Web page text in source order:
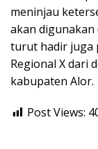
meninjau
akan digunakan
turut hadir juga
Regional X dari
kabupaten Alor.
Post Views: